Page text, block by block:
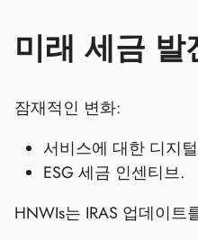
미래 세금 발
잠재적인 변화:
서비스에 대한 디지
ESG 세금 인센티브.
HNWIs는 IRAS 업데이